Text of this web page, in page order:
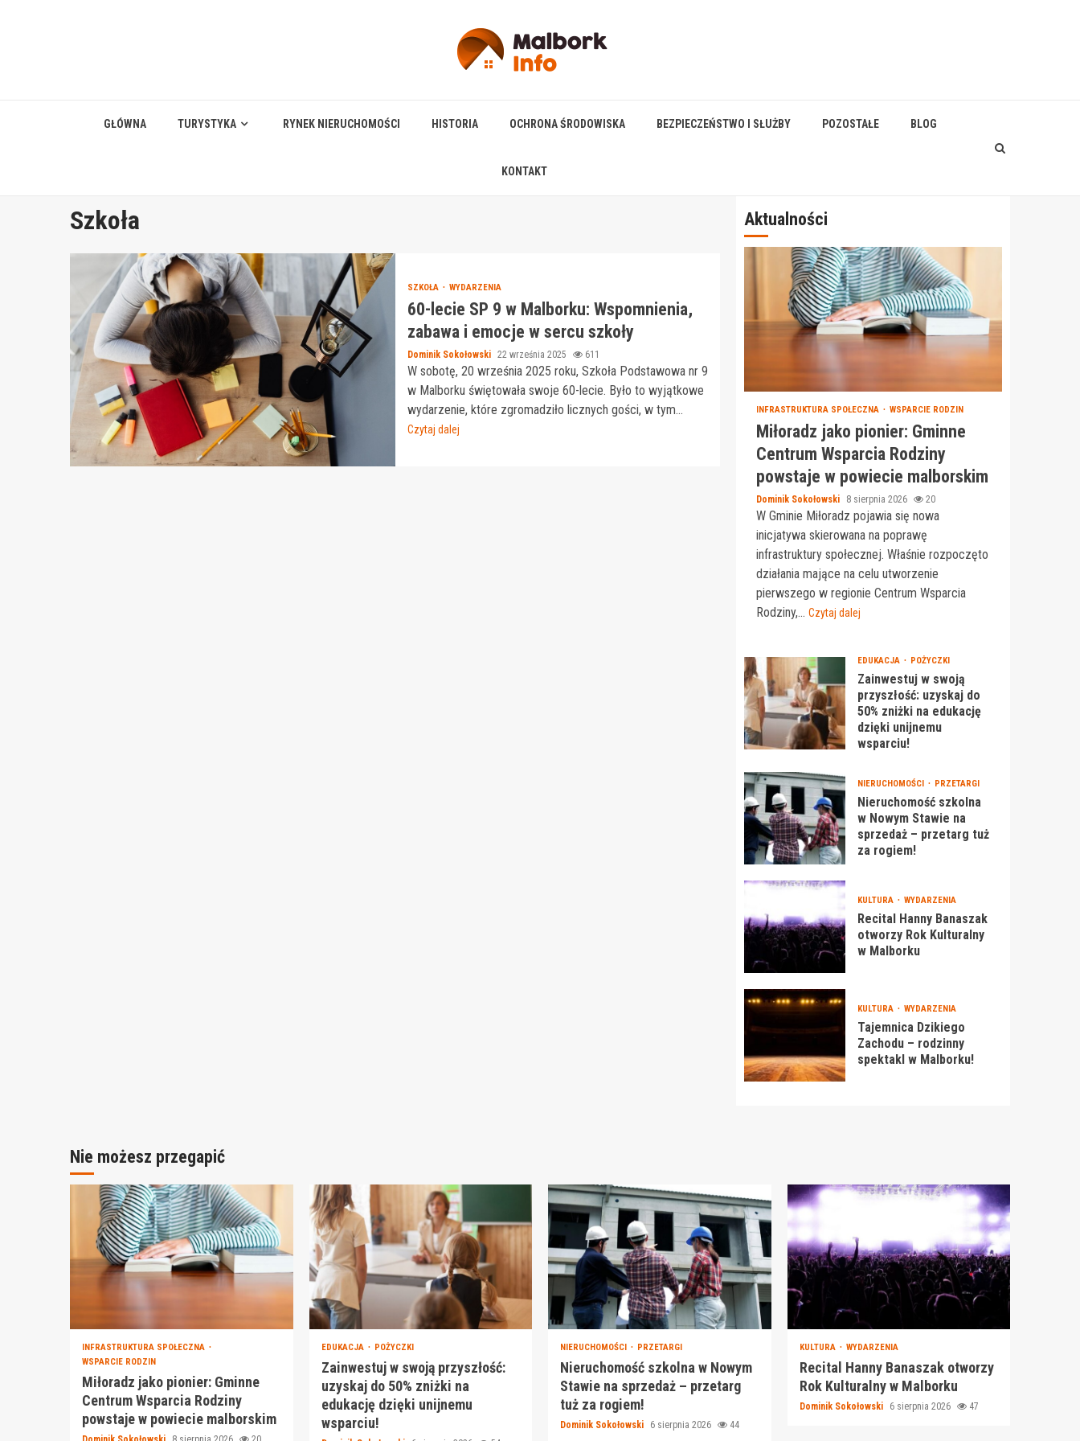
GŁÓWNA TURYSTYKA RYNEK NIERUCHOMOŚCI HISTORIA OCHRONA ŚRODOWISKA BEZPIECZEŃSTWO I SŁUŻBY POZOSTAŁE BLOG
KONTAKT
Szkoła
SZKOŁA WYDARZENIA
60-lecie SP 9 w Malborku: Wspomnienia,
zabawa i emocje w sercu szkoły
Dominik Sokołowski 22 września 2025 611
W sobotę, 20 września 2025 roku, Szkoła Podstawowa nr 9
w Malborku świętowała swoje 60-lecie. Było to wyjątkowe
wydarzenie, które zgromadziło licznych gości, w tym...
Czytaj dalej
Aktualności
INFRASTRUKTURA SPOŁECZNA WSPARCIE RODZIN
Miłoradz jako pionier: Gminne
Centrum Wsparcia Rodziny
powstaje w powiecie malborskim
Dominik Sokołowski 8 sierpnia 2026 20
W Gminie Miłoradz pojawia się nowa
inicjatywa skierowana na poprawę
infrastruktury społecznej. Właśnie rozpoczęto
działania mające na celu utworzenie
pierwszego w regionie Centrum Wsparcia
Rodziny,... Czytaj dalej
EDUKACJA POŻYCZKI
Zainwestuj w swoją
przyszłość: uzyskaj do
50% zniżki na edukację
dzięki unijnemu
wsparciu!
NIERUCHOMOŚCI PRZETARGI
Nieruchomość szkolna
w Nowym Stawie na
sprzedaż – przetarg tuż
za rogiem!
KULTURA WYDARZENIA
Recital Hanny Banaszak
otworzy Rok Kulturalny
w Malborku
KULTURA WYDARZENIA
Tajemnica Dzikiego
Zachodu – rodzinny
spektakl w Malborku!
Nie możesz przegapić
INFRASTRUKTURA SPOŁECZNA
WSPARCIE RODZIN
Miłoradz jako pionier: Gminne
Centrum Wsparcia Rodziny
powstaje w powiecie malborskim
EDUKACJA POŻYCZKI
Zainwestuj w swoją przyszłość:
uzyskaj do 50% zniżki na
edukację dzięki unijnemu
wsparciu!
NIERUCHOMOŚCI PRZETARGI
Nieruchomość szkolna w Nowym
Stawie na sprzedaż – przetarg
tuż za rogiem!
Dominik Sokołowski 6 sierpnia 2026 44
KULTURA WYDARZENIA
Recital Hanny Banaszak otworzy
Rok Kulturalny w Malborku
Dominik Sokołowski 6 sierpnia 2026 47